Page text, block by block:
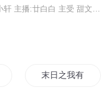
末日之我有一个